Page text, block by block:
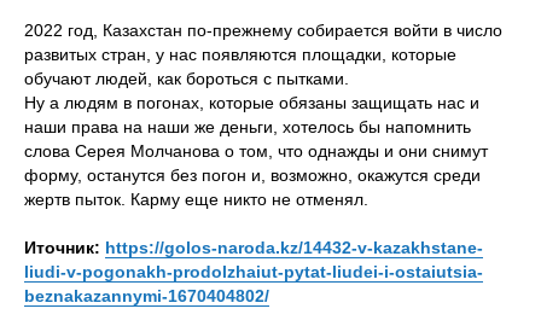
2022 год, Казахстан по-прежнему собирается войти в число
развитых стран, у нас появляются площадки, которые
обучают людей, как бороться с пытками.
Ну а людям в погонах, которые обязаны защищать нас и
наши права на наши же деньги, хотелось бы напомнить
слова Серея Молчанова о том, что однажды и они снимут
форму, останутся без погон и, возможно, окажутся среди
жертв пыток. Карму еще никто не отменял.
Иточник: https://golos-naroda.kz/14432-v-kazakhstane-
liudi-v-pogonakh-prodolzhaiut-pytat-liudei-i-ostaiutsia-
beznakazannymi-1670404802/